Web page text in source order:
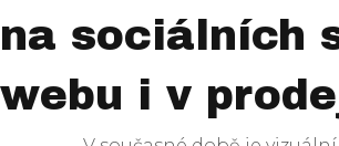
na sociálních
webu i v